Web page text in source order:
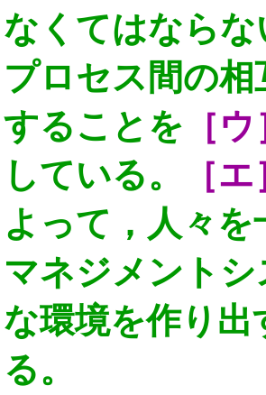
なくてはなら
プロセス間の
することを ［ウ
している。
［エ
よって，人々
マネジメント
な環境を作り
る。